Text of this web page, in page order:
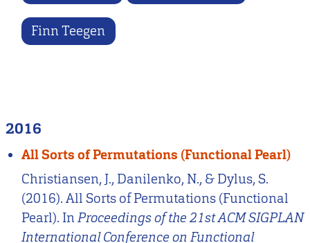
Finn Teegen
2016
All Sorts of Permutations (Functional Pearl)
Christiansen, J., Danilenko, N., & Dylus, S.
(2016). All Sorts of Permutations (Functional
Pearl). InProceedings of the 21st ACM SIGPLAN
International Conference on Functional